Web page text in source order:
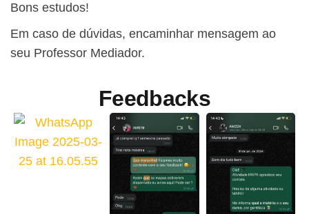
Bons estudos!
Em caso de dúvidas, encaminhar mensagem ao
seu Professor Mediador.
Feedbacks